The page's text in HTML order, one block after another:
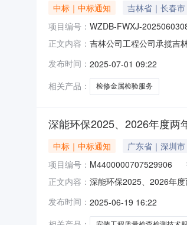
中标｜中标通知 吉林省｜长春
项目编号： WZDB-FWXJ-
正文内容： 吉林公司工程公司承揽吉
门负责受理采购投诉。异
发布时间： 2025-07-01 09:22
相关产品：
检修金属检验服务
深能环保2025、2026年度两
中标｜中标通知 广东省｜深圳
项目编号： M4400000707529906
正文内容： 深能环保2025、2026年
心13层邮编：518000联
发布时间： 2025-06-19 16:22